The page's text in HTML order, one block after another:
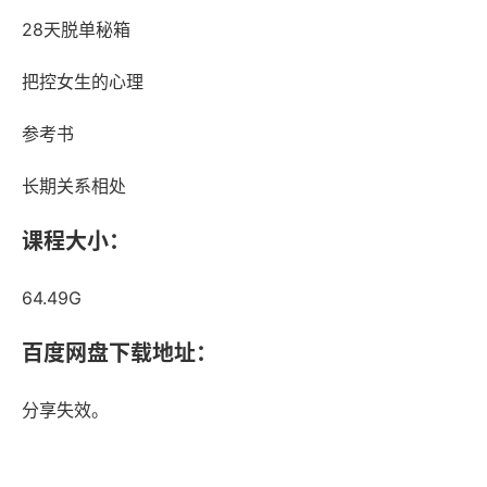
28天脱单秘箱
把控女生的心理
参考书
长期关系相处
课程大小：
64.49G
百度网盘下载地址：
分享失效。